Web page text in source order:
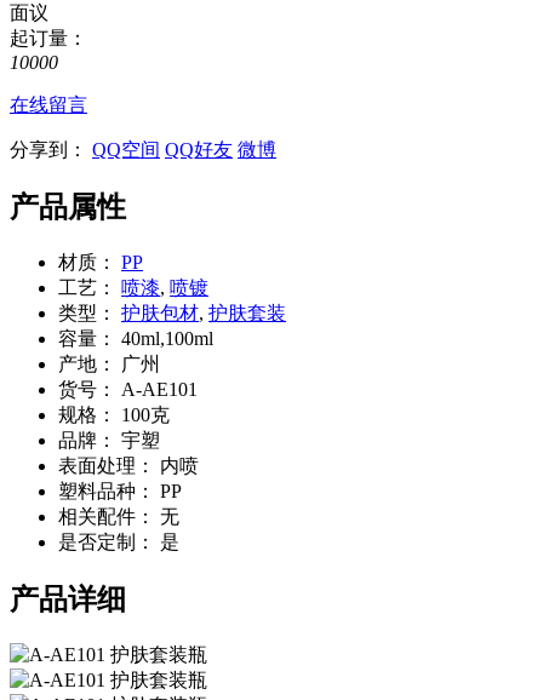
面议
起订量：
10000
在线留言
分享到： QQ空间 QQ好友 微博
产品属性
材质：
PP
工艺：
喷漆, 喷镀
类型：
护肤包材, 护肤套装
容量：
40ml,100ml
产地：
广州
货号：
A-AE101
规格：
100克
品牌：
宇塑
表面处理：
内喷
塑料品种：
PP
相关配件：
无
是否定制：
是
产品详细